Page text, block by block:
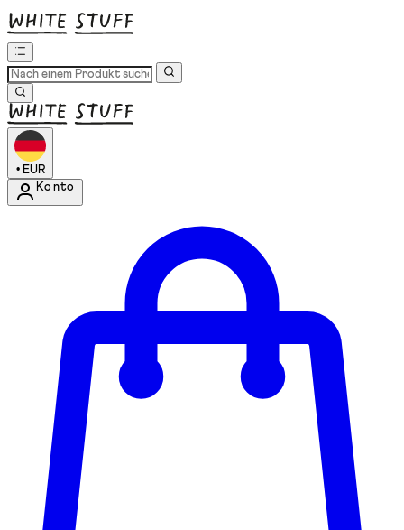
• EUR
Konto